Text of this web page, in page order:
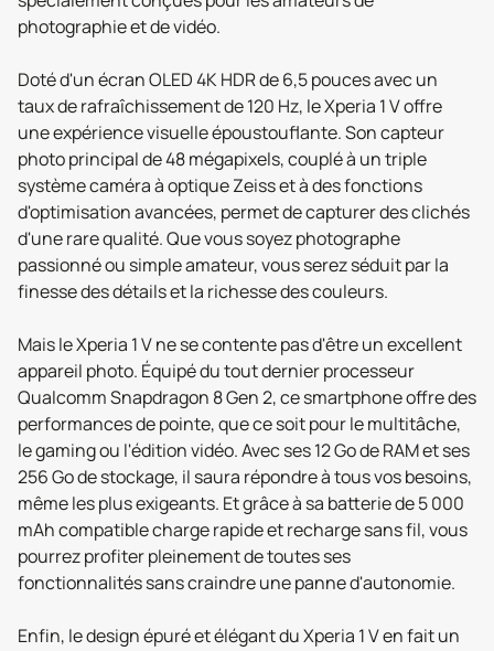
photographie et de vidéo.
Doté d'un écran OLED 4K HDR de 6,5 pouces avec un
taux de rafraîchissement de 120 Hz, le Xperia 1 V offre
une expérience visuelle époustouflante. Son capteur
photo principal de 48 mégapixels, couplé à un triple
système caméra à optique Zeiss et à des fonctions
d'optimisation avancées, permet de capturer des clichés
d'une rare qualité. Que vous soyez photographe
passionné ou simple amateur, vous serez séduit par la
finesse des détails et la richesse des couleurs.
Mais le Xperia 1 V ne se contente pas d'être un excellent
appareil photo. Équipé du tout dernier processeur
Qualcomm Snapdragon 8 Gen 2, ce smartphone offre des
performances de pointe, que ce soit pour le multitâche,
le gaming ou l'édition vidéo. Avec ses 12 Go de RAM et ses
256 Go de stockage, il saura répondre à tous vos besoins,
même les plus exigeants. Et grâce à sa batterie de 5 000
mAh compatible charge rapide et recharge sans fil, vous
pourrez profiter pleinement de toutes ses
fonctionnalités sans craindre une panne d'autonomie.
Enfin, le design épuré et élégant du Xperia 1 V en fait un